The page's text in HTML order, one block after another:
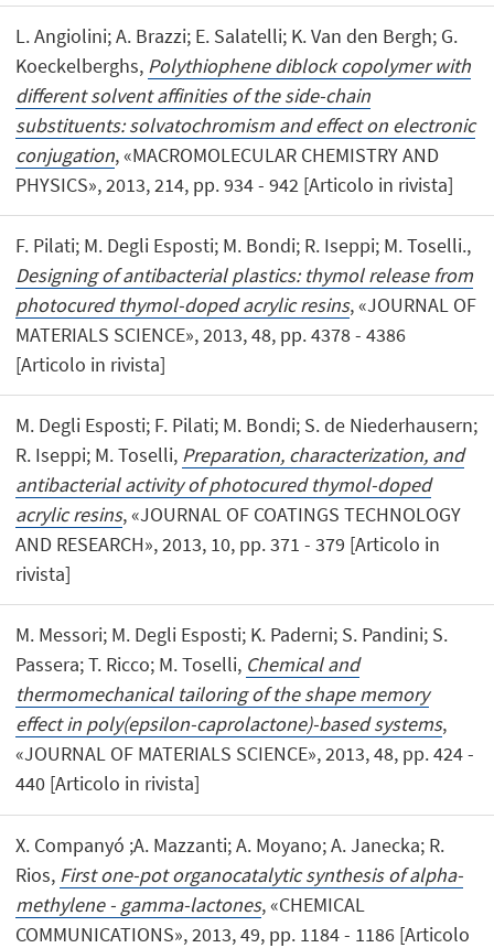
L. Angiolini; A. Brazzi; E. Salatelli; K. Van den Bergh; G.
Koeckelberghs, Polythiophene diblock copolymer with
different solvent affinities of the side-chain
substituents: solvatochromism and effect on electronic
conjugation, «MACROMOLECULAR CHEMISTRY AND
PHYSICS», 2013, 214, pp. 934 - 942 [Articolo in rivista]
F. Pilati; M. Degli Esposti; M. Bondi; R. Iseppi; M. Toselli.,
Designing of antibacterial plastics: thymol release from
photocured thymol-doped acrylic resins, «JOURNAL OF
MATERIALS SCIENCE», 2013, 48, pp. 4378 - 4386
[Articolo in rivista]
M. Degli Esposti; F. Pilati; M. Bondi; S. de Niederhausern;
R. Iseppi; M. Toselli, Preparation, characterization, and
antibacterial activity of photocured thymol-doped
acrylic resins, «JOURNAL OF COATINGS TECHNOLOGY
AND RESEARCH», 2013, 10, pp. 371 - 379 [Articolo in
rivista]
M. Messori; M. Degli Esposti; K. Paderni; S. Pandini; S.
Passera; T. Ricco; M. Toselli, Chemical and
thermomechanical tailoring of the shape memory
effect in poly(epsilon-caprolactone)-based systems,
«JOURNAL OF MATERIALS SCIENCE», 2013, 48, pp. 424 -
440 [Articolo in rivista]
X. Companyó ;A. Mazzanti; A. Moyano; A. Janecka; R.
Rios, First one-pot organocatalytic synthesis of alpha-
methylene - gamma-lactones, «CHEMICAL
COMMUNICATIONS», 2013, 49, pp. 1184 - 1186 [Articolo